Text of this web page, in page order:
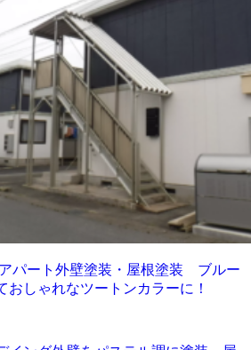
パート外壁塗装・屋根塗装 ブルー
おしゃれなツートンカラーに！